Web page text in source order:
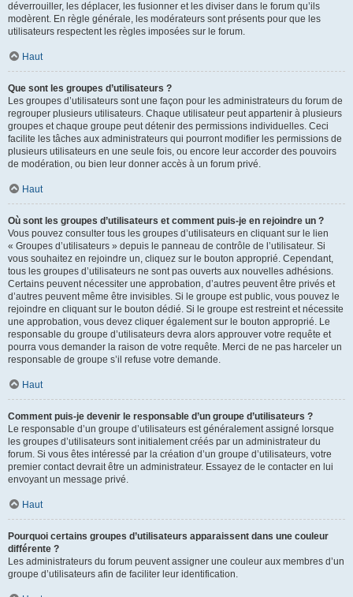
déverrouiller, les déplacer, les fusionner et les diviser dans le forum qu’ils
modèrent. En règle générale, les modérateurs sont présents pour que les
utilisateurs respectent les règles imposées sur le forum.
Haut
Que sont les groupes d’utilisateurs ?
Les groupes d’utilisateurs sont une façon pour les administrateurs du forum de
regrouper plusieurs utilisateurs. Chaque utilisateur peut appartenir à plusieurs
groupes et chaque groupe peut détenir des permissions individuelles. Ceci
facilite les tâches aux administrateurs qui pourront modifier les permissions de
plusieurs utilisateurs en une seule fois, ou encore leur accorder des pouvoirs
de modération, ou bien leur donner accès à un forum privé.
Haut
Où sont les groupes d’utilisateurs et comment puis-je en rejoindre un ?
Vous pouvez consulter tous les groupes d’utilisateurs en cliquant sur le lien
« Groupes d’utilisateurs » depuis le panneau de contrôle de l’utilisateur. Si
vous souhaitez en rejoindre un, cliquez sur le bouton approprié. Cependant,
tous les groupes d’utilisateurs ne sont pas ouverts aux nouvelles adhésions.
Certains peuvent nécessiter une approbation, d’autres peuvent être privés et
d’autres peuvent même être invisibles. Si le groupe est public, vous pouvez le
rejoindre en cliquant sur le bouton dédié. Si le groupe est restreint et nécessite
une approbation, vous devez cliquer également sur le bouton approprié. Le
responsable du groupe d’utilisateurs devra alors approuver votre requête et
pourra vous demander la raison de votre requête. Merci de ne pas harceler un
responsable de groupe s’il refuse votre demande.
Haut
Comment puis-je devenir le responsable d’un groupe d’utilisateurs ?
Le responsable d’un groupe d’utilisateurs est généralement assigné lorsque
les groupes d’utilisateurs sont initialement créés par un administrateur du
forum. Si vous êtes intéressé par la création d’un groupe d’utilisateurs, votre
premier contact devrait être un administrateur. Essayez de le contacter en lui
envoyant un message privé.
Haut
Pourquoi certains groupes d’utilisateurs apparaissent dans une couleur
différente ?
Les administrateurs du forum peuvent assigner une couleur aux membres d’un
groupe d’utilisateurs afin de faciliter leur identification.